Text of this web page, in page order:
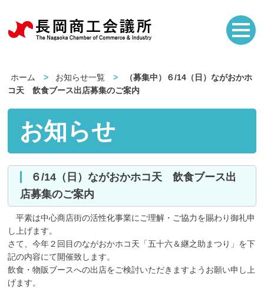
ホーム お知らせ一覧
（募集中）６/14（日）ながおかホ
コ天 飲食ブース出店募集のご案内
お知らせ
６/14（日）ながおかホコ天 飲食ブース出
店募集のご案内
平素は中心商店街の活性化事業にご理解・ご協力を賜わり御礼申
し上げます。
さて、今年２回目のながおかホコ天「五十六＆継之助まつり」を下
記の内容にて開催致します。
飲食・物販ブースへの出店をご検討いただきますようお願い申し上
げます。